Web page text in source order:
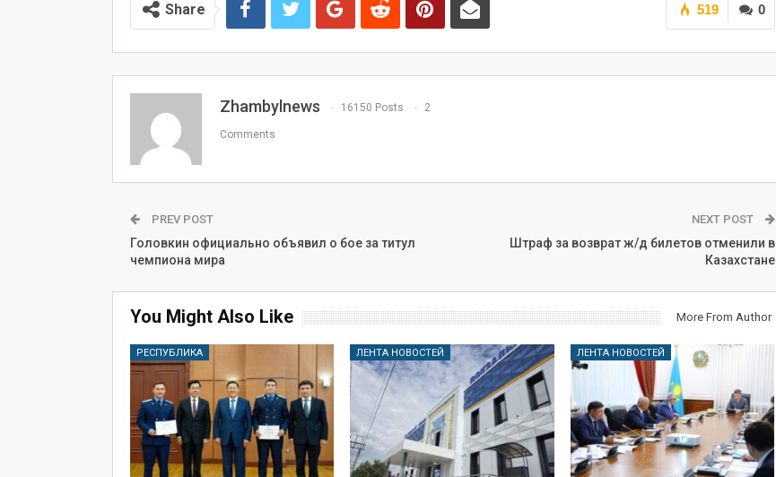
0
519
Share
Zhambylnews 16150 Posts 2
Comments
PREV POST
Головкин официально объявил о бое за титул
чемпиона мира
NEXT POST
Штраф за возврат ж/д билетов отменили в
Казахстане
You Might Also Like More From Author
РЕСПУБЛИКА ЛЕНТА НОВОСТЕЙ ЛЕНТА НОВОСТЕЙ